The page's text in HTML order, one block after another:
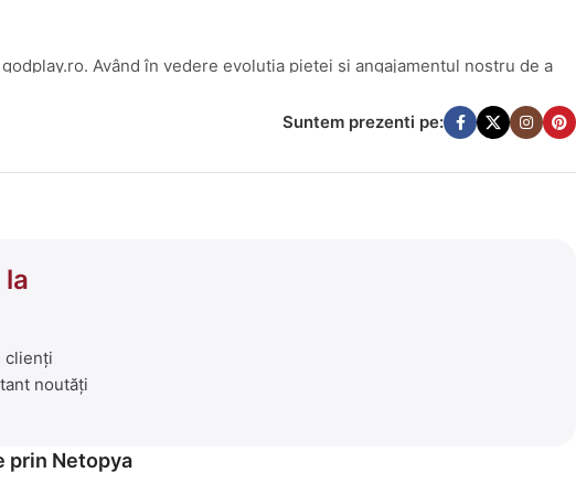
Având în vedere evoluția pieței și angajamentul nostru de a
un cămin armonios.
piscine răcoritoare.
Suntem prezenti pe:
clienți
noutăți
prin Netopya